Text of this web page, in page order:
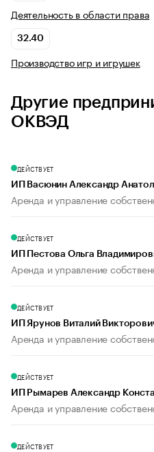
Деятельность в области права
32.40
Производство игр и игрушек
Другие
ОКВЭД
ДЕЙСТВУЕТ
ИП Васюнин Александр
Аренда и управление
ДЕЙСТВУЕТ
ИП Пестова Ольга
Аренда и управление
ДЕЙСТВУЕТ
ИП Ярунов Виталий
Аренда и управление
ДЕЙСТВУЕТ
ИП Рымарев Александр
Аренда и управление
ДЕЙСТВУЕТ